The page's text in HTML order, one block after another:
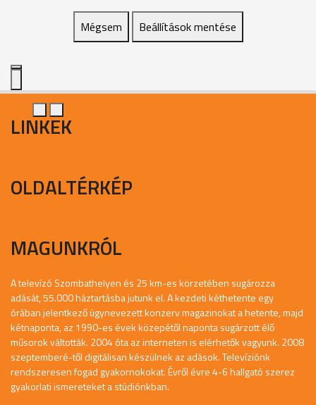
Mégsem Beállítások mentése
LINKEK
OLDALTÉRKÉP
MAGUNKRÓL
A televízó Szombathelyen és 25 km-es körzetében sugározza
adását, 55.000 háztartásba jutunk el. A kezdeti kéthetente egy
órában jelentkező úgynevezett konzerv magazinokat a hetente, majd
kétnaponta, az 1990-es évek közepétől naponta sugárzott élő
műsorok váltották. 2004 óta az interneten is elérhetők vagyunk. 2008
szeptemberé-től digitálisan készülnek az adások. Televíziónk
rendszeresen fogad gyakornokokat. Évről évre 4-6 hallgató szerez
gyakorlati ismereteket a stúdiónkban.